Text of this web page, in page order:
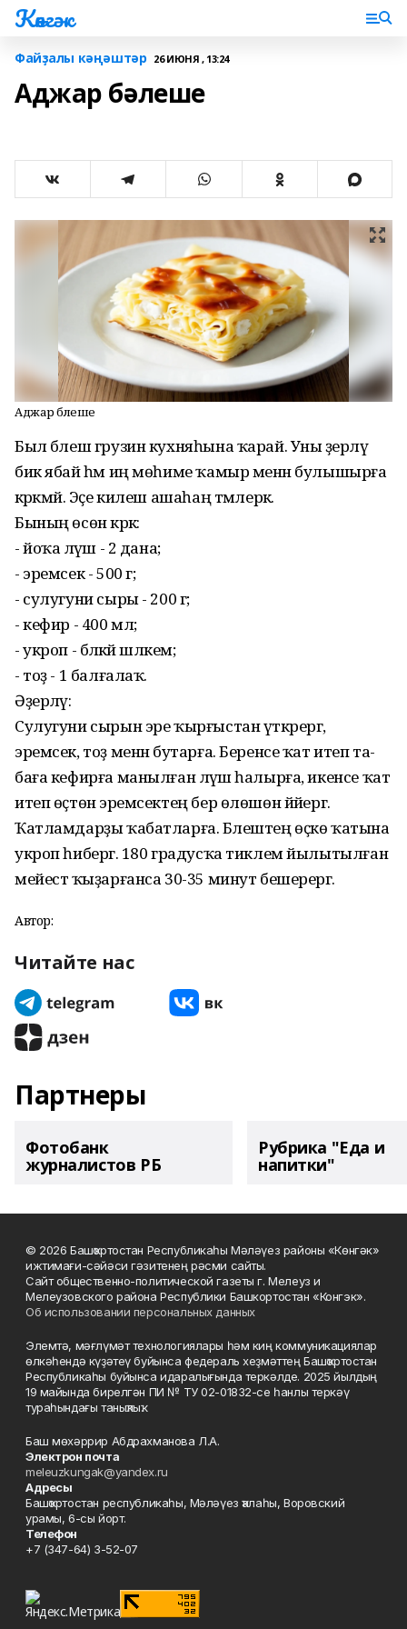
Көнгәк
Файҙалы кәңәштәр 26 ИЮНЯ , 13:24
Аджар бәлеше
Аджар бәлеше
Был бәлеш грузин кухняһына ҡарай. Уны әҙерләү
бик ябай һәм иң мөһиме ҡамыр менән булышырға
кәрәкмәй. Эҫе килеш ашаһаң тәмлерәк.
Бының өсөн кәрәк:
- йоҡа ләүәш - 2 дана;
- эремсек - 500 г;
- сулугуни сыры - 200 г;
- кефир - 400 мл;
- укроп - бәләкәй шәлкем;
- тоҙ - 1 балғалаҡ.
Әҙерләү:
Сулугуни сырын эре ҡырғыс­тан үткәрергә,
эремсек, тоҙ ме­нән бутарға. Беренсе ҡат итеп та­
баға кефирға манылған лә­үәш һалырға, икенсе ҡат
итеп өҫтөнә эремсектең бер өлөшөн йәйергә.
Ҡатламдарҙы ҡабатларға. Бәлештең өҫкө ҡатына
ук­роп һибергә. 180 градусҡа тик­лем йылытылған
мейестә ҡыҙарғанса 30-35 минут бешерергә.
Автор:
Читайте нас
Партнеры
Фотобанк
журналистов РБ
Рубрика "Еда и
напитки"
© 2026 Башҡортостан Республикаһы Мәләүез районы «Көнгәк»
ижтимағи-сәйәси гәзитенең рәсми сайты.
Сайт общественно-политической газеты г. Мелеуз и
Мелеузовского района Республики Башкортостан «Конгэк».
Об использовании персональных данных
Элемтә, мәғлүмәт технологиялары һәм киң коммуникациялар
өлкәһендә күҙәтеү буйынса федераль хеҙмәттең Башҡортостан
Республикаһы буйынса идаралығында теркәлде. 2025 йылдың
19 майында бирелгән ПИ № ТУ 02-01832-се һанлы теркәү
тураһындағы таныҡлыҡ.
Баш мөхәррир Абдрахманова Л.А.
Электрон почта
meleuzkungak@yandex.ru
Адресы
Башҡортостан республикаһы, Мәләүез ҡалаһы, Воровский
урамы, 6-сы йорт.
Телефон
+7 (347-64) 3-52-07